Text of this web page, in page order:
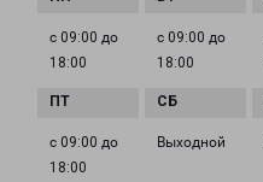
с 09:00 до
18:00
с 09:00 до
18:00
с 09:00 до
18:00
Выходной